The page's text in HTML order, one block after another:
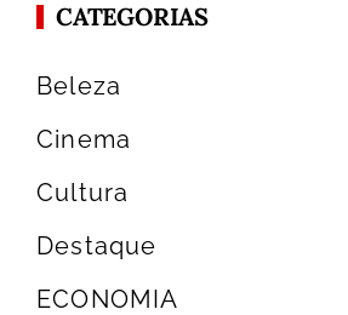
CATEGORIAS
Beleza
Cinema
Cultura
Destaque
ECONOMIA